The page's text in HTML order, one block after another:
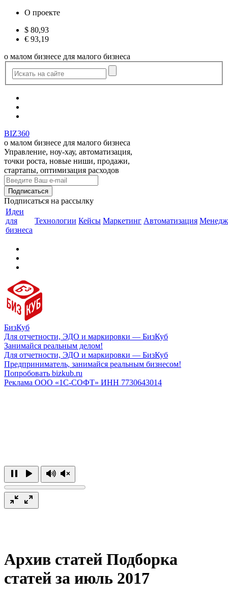
О проекте
$ 80,93
€ 93,19
о малом бизнесе для малого бизнеса
BIZ360
о малом бизнесе для малого бизнеса
Управление, ноу-хау, автоматизация,
точки роста, новые ниши, продажи,
стартапы, оптимизация расходов
Подписаться на рассылку
Идеи
для
бизнеса
Технологии Кейсы Маркетинг Автоматизация
БизКуб
Для отчетности, ЭДО и маркировки — БизКуб
Занимайся реальным делом!
Для отчетности, ЭДО и маркировки — БизКуб
Предприниматель, занимайся реальным бизнесом!
Попробовать bizkub.ru
Реклама ООО «1С-СОФТ» ИНН 7730643014
Архив статей Подборка
статей за июль 2017